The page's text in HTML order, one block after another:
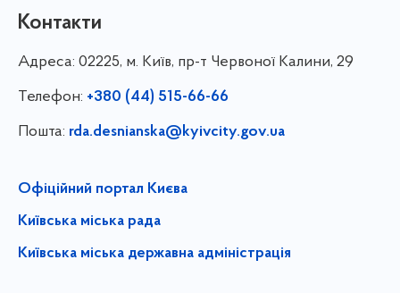
Контакти
Адреса: 02225, м. Київ, пр-т Червоної Калини, 29
Телефон: +380 (44) 515-66-66
Пошта: rda.desnianska@kyivcity.gov.ua
Офіційний портал Києва
Київська міська рада
Київська міська державна адміністрація